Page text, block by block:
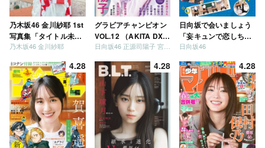
乃木坂46 金川紗耶 1st
写真集「タイトル未
定」
乃木坂46 金川紗耶
グラビアチャンピオン
VOL.12 （AKITA DXシ
リーズ）
日向坂46 正源司陽子 宮地すみれ
日向坂で会いましょう
「妄キュンで恋しちゃ
いましょう」「どっち
う」「ご褒美でロケし
ましょう」「フレンド
リーになりましょう」
「笑って卒業を祝いま
しょう」 [Blu-ray]
日向坂46
4.28 4.28 4.28